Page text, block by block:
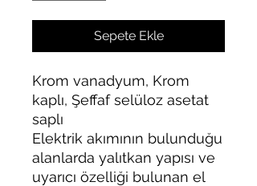
Sepete Ekle
Krom vanadyum, Krom
kaplı, Şeffaf selüloz asetat
saplı
Elektrik akımının bulunduğu
alanlarda yalıtkan yapısı ve
uyarıcı özelliği bulunan el